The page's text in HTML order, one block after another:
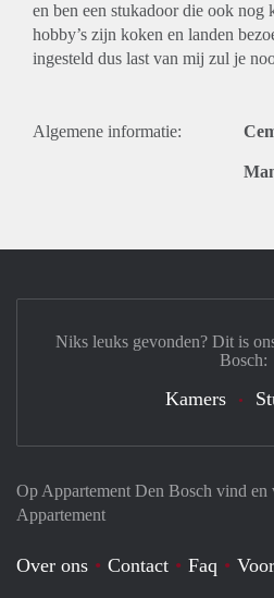
en ben een stukadoor die ook nog
hobby’s zijn koken en landen
ingesteld dus last van mij zul je
Algemene informatie:
Op Appartement Den Bosch vind
Appartement
Over ons Contact Faq
Niks leuks gevonden? Dit is
Bosch:
Kamers